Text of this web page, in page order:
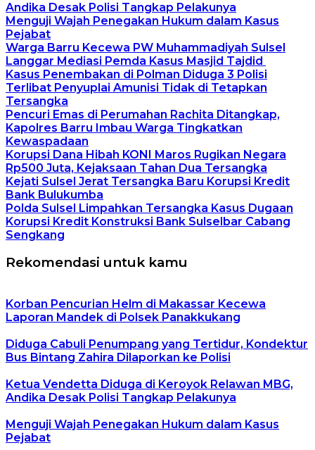
Andika Desak Polisi Tangkap Pelakunya
Menguji Wajah Penegakan Hukum dalam Kasus
Pejabat
Warga Barru Kecewa PW Muhammadiyah Sulsel
Langgar Mediasi Pemda Kasus Masjid Tajdid
Kasus Penembakan di Polman Diduga 3 Polisi
Terlibat Penyuplai Amunisi Tidak di Tetapkan
Tersangka
Pencuri Emas di Perumahan Rachita Ditangkap,
Kapolres Barru Imbau Warga Tingkatkan
Kewaspadaan
Korupsi Dana Hibah KONI Maros Rugikan Negara
Rp500 Juta, Kejaksaan Tahan Dua Tersangka
Kejati Sulsel Jerat Tersangka Baru Korupsi Kredit
Bank Bulukumba
Polda Sulsel Limpahkan Tersangka Kasus Dugaan
Korupsi Kredit Konstruksi Bank Sulselbar Cabang
Sengkang
Rekomendasi untuk kamu
Korban Pencurian Helm di Makassar Kecewa
Laporan Mandek di Polsek Panakkukang
Diduga Cabuli Penumpang yang Tertidur, Kondektur
Bus Bintang Zahira Dilaporkan ke Polisi
Ketua Vendetta Diduga di Keroyok Relawan MBG,
Andika Desak Polisi Tangkap Pelakunya
Menguji Wajah Penegakan Hukum dalam Kasus
Pejabat